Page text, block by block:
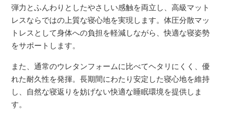
弾力とふんわりとしたやさしい感触を両立し、高級マット
レスならではの上質な寝心地を実現します。体圧分散マッ
トレスとして身体への負担を軽減しながら、快適な寝姿勢
をサポートします。
また、通常のウレタンフォームに比べてヘタリにくく、優
れた耐久性を発揮。長期間にわたり安定した寝心地を維持
し、自然な寝返りを妨げない快適な睡眠環境を提供しま
す。